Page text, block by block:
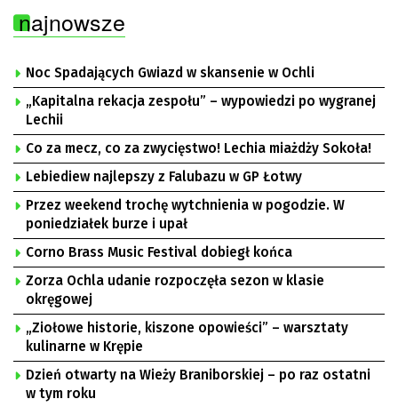
najnowsze
Noc Spadających Gwiazd w skansenie w Ochli
„Kapitalna rekacja zespołu” – wypowiedzi po wygranej
Lechii
Co za mecz, co za zwycięstwo! Lechia miażdży Sokoła!
Lebiediew najlepszy z Falubazu w GP Łotwy
Przez weekend trochę wytchnienia w pogodzie. W
poniedziałek burze i upał
Corno Brass Music Festival dobiegł końca
Zorza Ochla udanie rozpoczęła sezon w klasie
okręgowej
„Ziołowe historie, kiszone opowieści” – warsztaty
kulinarne w Krępie
Dzień otwarty na Wieży Braniborskiej – po raz ostatni
w tym roku